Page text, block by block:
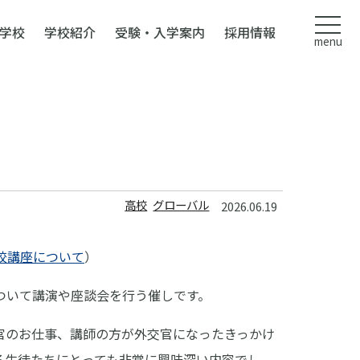
校 学校紹介 受験・入学案内 採用情報
高校 グローバル 2026.06.19
講座について）
て講演や座談会を行う催しです。
お仕事、講師の方が外交官になったきっかけ
menu